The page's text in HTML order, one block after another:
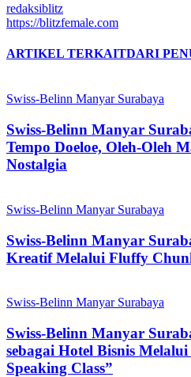
redaksiblitz
https://blitzfemale.com
ARTIKEL TERKAITDARI
Swiss-Belinn Manyar Surabaya
Swiss-Belinn Manyar
Tempo Doeloe, Oleh-Oleh
Nostalgia
Swiss-Belinn Manyar Surabaya
Swiss-Belinn Manyar
Kreatif Melalui Fluffy
Swiss-Belinn Manyar Surabaya
Swiss-Belinn Manyar
sebagai Hotel Bisnis
Speaking Class”